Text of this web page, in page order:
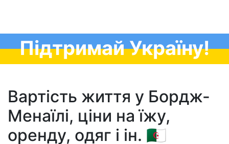
Підтримай Україну!
Вартість життя у Бордж-
Менаїлі, ціни на їжу,
оренду, одяг і ін. 🇩🇿